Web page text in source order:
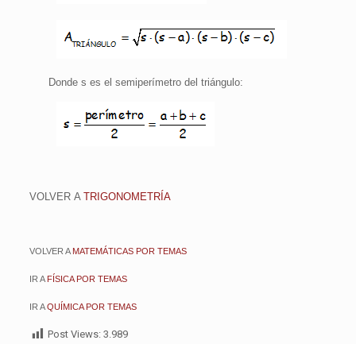
Donde s es el semiperímetro del triángulo:
VOLVERA TRIGONOMETRÍA
VOLVER A MATEMÁTICAS POR TEMAS
IR A FÍSICA POR TEMAS
IR AQUÍMICA POR TEMAS
Post Views: 3.989